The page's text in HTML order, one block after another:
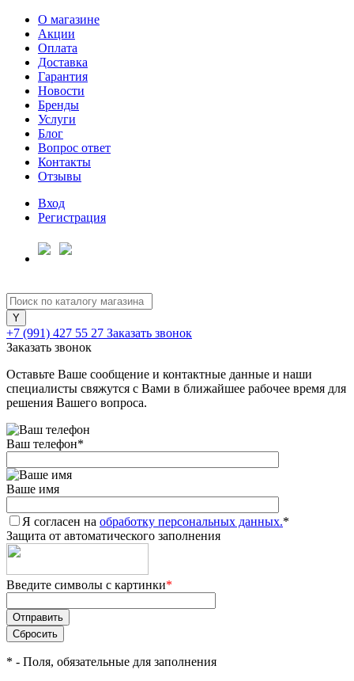
О магазине
Акции
Оплата
Доставка
Гарантия
Новости
Бренды
Услуги
Блог
Вопрос ответ
Контакты
Отзывы
Вход
Регистрация
+7 (991) 427 55 27 Заказать звонок
Заказать звонок
Оставьте Ваше сообщение и контактные данные и наши
специалисты свяжутся с Вами в ближайшее рабочее время для
решения Вашего вопроса.
Ваш телефон*
Ваше имя
Я согласен на обработку персональных данных.*
Защита от автоматического заполнения
Введите символы с картинки*
* - Поля, обязательные для заполнения
Для клиентов всех банков
Разбейте
оплатуна части
без переплат
График платежей
Сегодня
25%
Добавляйте товары
в корзину
Оплачивайте сегодня только
25% картой любого банка
Получайте товар
выбранный способом
Оставшиеся75% будут
списыватьсяс вашей карты
по